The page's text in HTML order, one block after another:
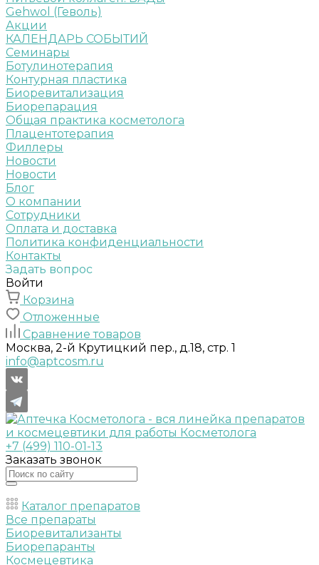
Gehwol (Геволь)
Акции
КАЛЕНДАРЬ СОБЫТИЙ
Семинары
Ботулинотерапия
Контурная пластика
Биоревитализация
Биорепарация
Общая практика косметолога
Плацентотерапия
Филлеры
Новости
Новости
Блог
О компании
Сотрудники
Оплата и доставка
Политика конфиденциальности
Контакты
Задать вопрос
Войти
Корзина
Отложенные
Сравнение товаров
Москва, 2-й Крутицкий пер., д.18, стр. 1
info@aptcosm.ru
+7 (499) 110-01-13
Заказать звонок
Каталог препаратов
Все препараты
Биоревитализанты
Биорепаранты
Космецевтика